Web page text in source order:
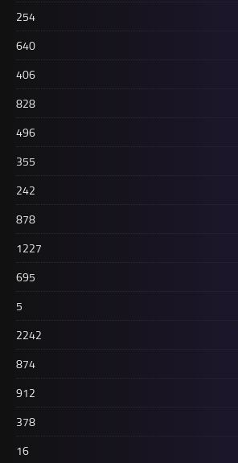
254
640
406
828
496
355
242
878
1227
695
5
2242
874
912
378
16